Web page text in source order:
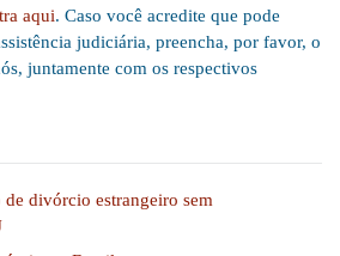
aqui. Caso você acredite que pode
judiciária, preencha, por favor, o
juntamente com os respectivos
divórcio estrangeiro sem